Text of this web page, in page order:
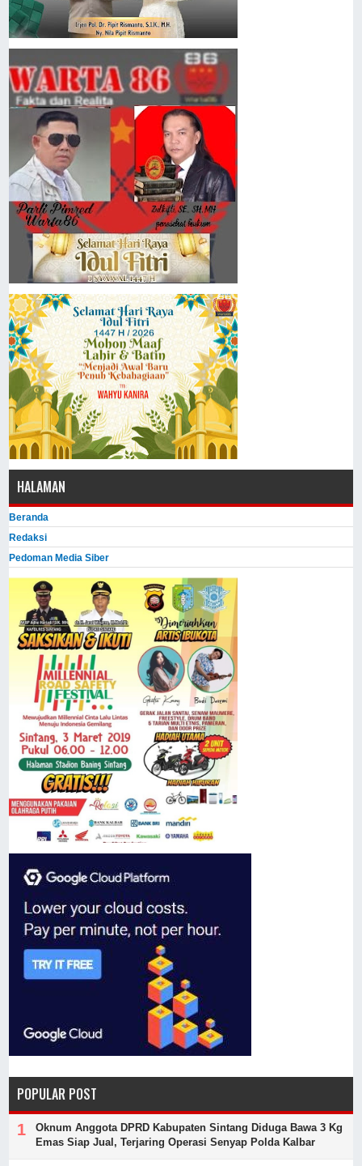
HALAMAN
Beranda
Redaksi
Pedoman Media Siber
POPULAR POST
Oknum Anggota DPRD Kabupaten Sintang Diduga Bawa 3 Kg
Emas Siap Jual, Terjaring Operasi Senyap Polda Kalbar